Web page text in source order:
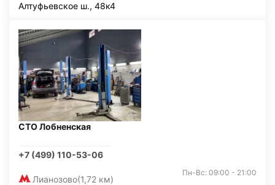
Алтуфьевское ш., 48к4
СТО Лобненская
+7 (499) 110-53-06
Лианозово(1,72 км)
Пн-Вс: 09:00 - 21:00